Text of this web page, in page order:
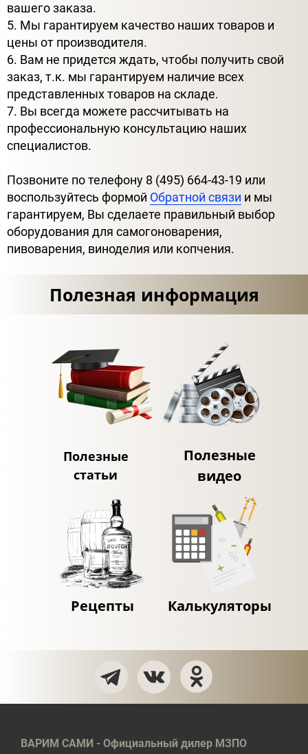
вашего заказа.
5. Мы гарантируем качество наших товаров и
цены от производителя.
6. Вам не придется ждать, чтобы получить свой
заказ, т.к. мы гарантируем наличие всех
представленных товаров на складе.
7. Вы всегда можете рассчитывать на
профессиональную консультацию наших
специалистов.
Позвоните по телефону 8 (495) 664-43-19 или
воспользуйтесь формой Обратной связи и мы
гарантируем, Вы сделаете правильный выбор
оборудования для самогоноварения,
пивоварения, виноделия или копчения.
Полезная информация
Полезные
статьи
Полезные
видео
Рецепты Калькуляторы
ВАРИМ САМИ - Официальный дилер МЗПО